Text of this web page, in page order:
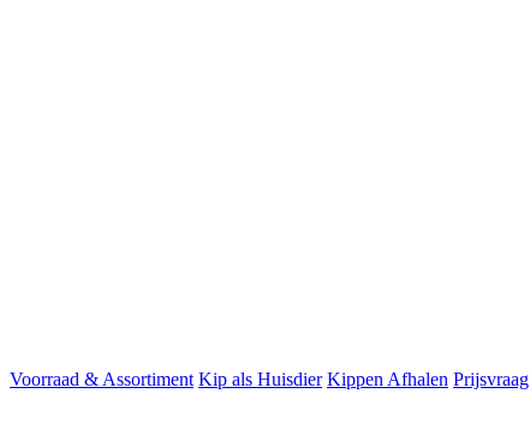
Voorraad & Assortiment Kip als Huisdier Kippen Afhalen Prijsvraag